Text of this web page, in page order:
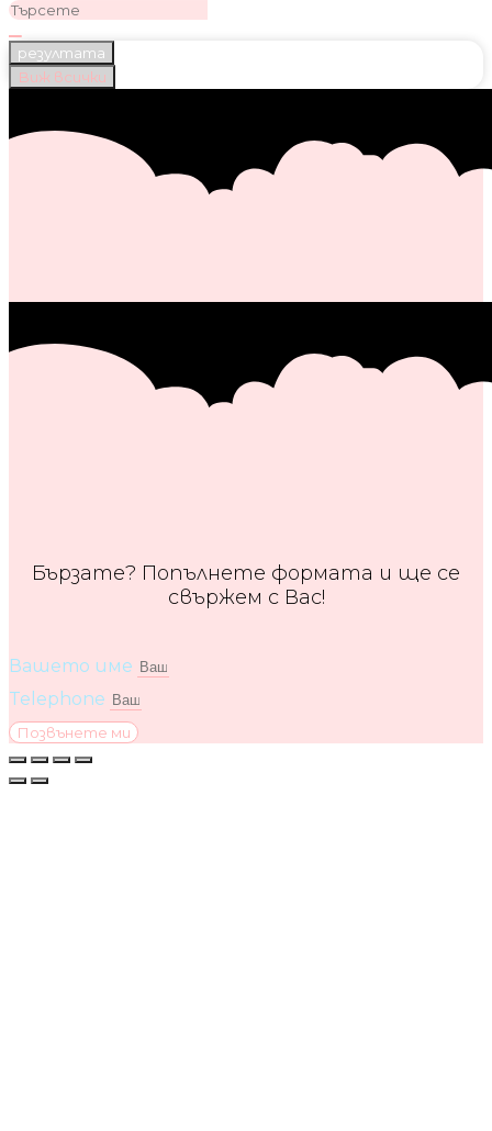
резултата
Виж всички
Бързате? Попълнете формата и ще се
свържем с Вас!
Вашето име
Telephone
Позвънете ми